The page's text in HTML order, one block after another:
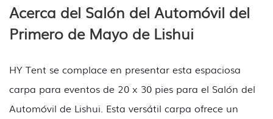
Acerca del Salón del Automóvil del
Primero de Mayo de Lishui
HY Tent se complace en presentar esta espaciosa
carpa para eventos de 20 x 30 pies para el Salón del
Automóvil de Lishui. Esta versátil carpa ofrece un